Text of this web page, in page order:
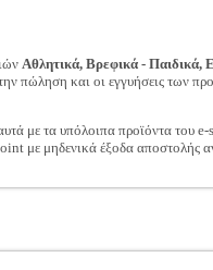
Αθλητικά, Βρεφικά - Παιδικά,
πώληση και οι εγγυήσεις των
με τα υπόλοιπα προϊόντα του
με μηδενικά έξοδα αποστολής